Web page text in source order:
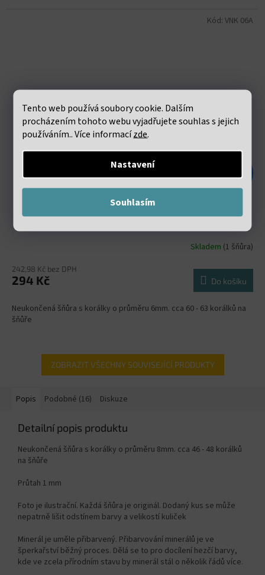
Tento web používá soubory cookie. Dalším
procházením tohoto webu vyjadřujete souhlas s jejich
používáním.. Více informacízde.
Nastavení
Souhlasím
–60 %
Azurit EXTRA 6mm šňůra (60 - 63 korálků)
Skladem (1 šňůra)
242,98 Kč bez DPH
294 Kč Do košíku
Neukončená šňůra s korálky o průměru 6mm. cca 60 - 63 korálků na
šňůře
Kód: VNK 06A
ZOBRAZIT VŠECHNY SOUVISEJÍCÍ PRODUKTY
Popis Podobné (16) Diskuze
Detailní popis produktu
Neukončená šňůra s korálky o průměru 8mm. cca 46 - 48 korálků
na šňůře
Průtah 1 mm
Foto je ilustrační. Každá šňůra je originál. Dodaný kus se může
nepatrně lišit odstínem barvy a velikostí kuliček
Minerál je uměle přibarvený. Přibarvování minerálů je ve
šperkařství běžný proces. Dělá se to pro docílení hezčí barvy,
kde ve zcela přírodním stavu by minerál stál o několik řádů více.